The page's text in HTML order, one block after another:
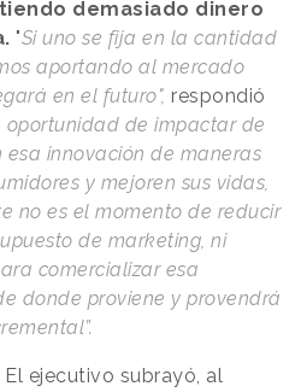
demasiado dinero
"Si uno se fija en la cantidad
aportando al mercado
en el futuro", respondió
oportunidad de impactar de
innovación de maneras
y mejoren sus vidas,
no es el momento de reducir
de marketing, ni
comercializar esa
donde proviene y provendrá
El ejecutivo subrayó, al